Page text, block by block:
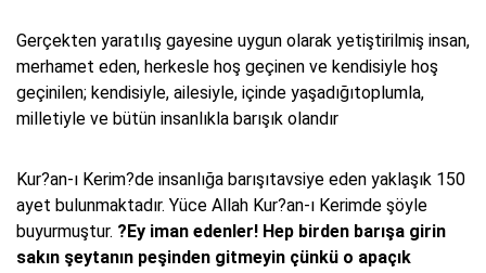
Gerçekten yaratılış gayesine uygun olarak yetiştirilmiş insan,
merhamet eden, herkesle hoş geçinen ve kendisiyle hoş
geçinilen; kendisiyle, ailesiyle, içinde yaşadığıtoplumla,
milletiyle ve bütün insanlıkla barışık olandır
Kur?an-ı Kerim?de insanlığa barışıtavsiye eden yaklaşık 150
ayet bulunmaktadır. Yüce Allah Kur?an-ı Kerimde şöyle
buyurmuştur. ?Ey iman edenler! Hep birden barışa girin
sakın şeytanın peşinden gitmeyin çünkü o apaçık